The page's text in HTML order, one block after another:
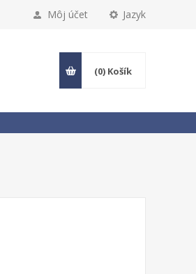
Jazyk
Môj účet
(0) Košík